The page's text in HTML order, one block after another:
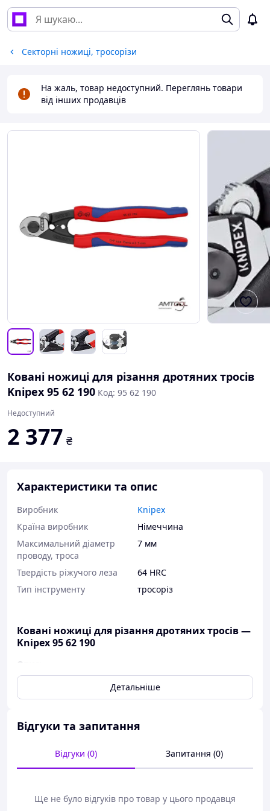
Секторні ножиці, тросорізи
На жаль, товар недоступний. Переглянь товари
від інших продавців
Ковані ножиці для різання дротяних тросів
Knipex 95 62 190 Код: 95 62 190
Недоступний
2 377 ₴
Характеристики та опис
Виробник
Knipex
Країна виробник
Німеччина
Максимальний діаметр
проводу, троса
7 мм
Твердість ріжучого леза
64 HRC
Тип інструменту
тросоріз
Ковані ножиці для різання дротяних тросів —
Knipex 95 62 190
Опис:
З двома профілями для опресування
наконечників трубок боуденівських тросів і
конструкції та внутрішній розкривній пружині
керування ножами
Високий рівень передавання зусилля для
Твердість різальних крайок приблизно 64 HRC
Високоякісна хромо-ванадієва сталь, кована,
Детальніше
Відгуки та запитання
Відгуки (0) Запитання (0)
Ще не було відгуків про товар у цього продавця